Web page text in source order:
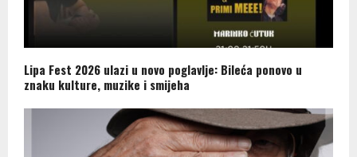
Lipa Fest 2026 ulazi u novo poglavlje: Bileća ponovo u
znaku kulture, muzike i smijeha